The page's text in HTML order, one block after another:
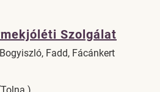
Szolgálat
Fadd, Fácánkert